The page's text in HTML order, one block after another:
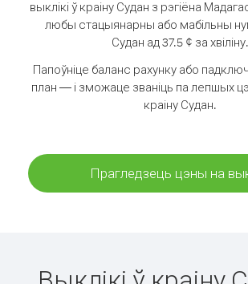
выклікі ў краіну Судан з рэгіёна
любы стацыянарны або мабільны
Судан ад 37.5 ¢ за хвіліну.
Папоўніце баланс рахунку або
план — і зможаце званіць па лепшых
краіну Судан.
Прагледзець цэны на